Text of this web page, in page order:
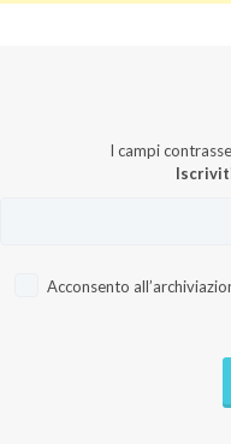
I campi
Acconsento